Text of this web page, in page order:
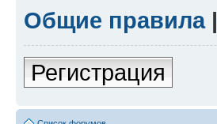
Общие правила|
Регистрация